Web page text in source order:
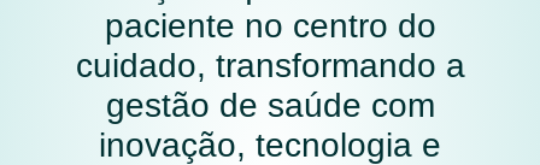
paciente no centro do
cuidado, transformando a
gestão de saúde com
inovação, tecnologia e